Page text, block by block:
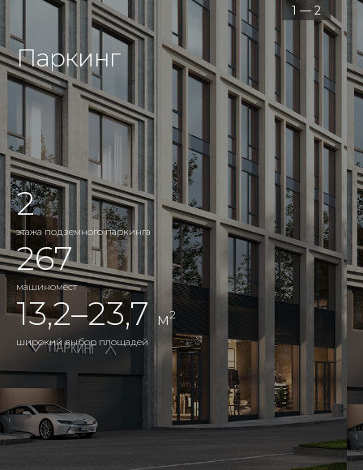
1 — 2
Паркинг
2
этажа подземного паркинга
267
машиномест
13,2–23,7м2
широкий выбор площадей